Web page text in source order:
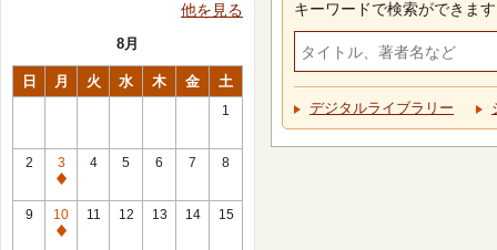
他を見る
8月
日 月 火 水 木 金 土
1
2
3
休
館
日
4 5 6 7 8
9
10
休
11 12 13 14 15
キーワードで検索ができます
デジタルライブラリー